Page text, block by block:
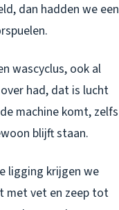
dan hadden we een
wascyclus, ook al
had, dat is lucht
machine komt, zelfs
blijft staan.
ligging krijgen we
met vet en zeep tot